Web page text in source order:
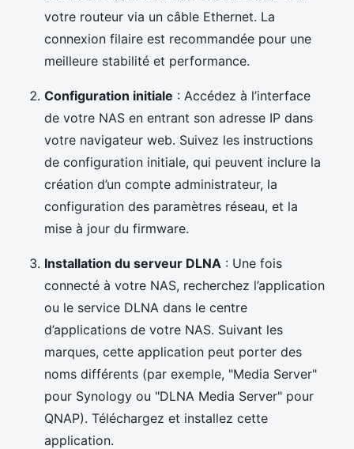
votre routeur via un câble Ethernet. La
connexion filaire est recommandée pour une
meilleure stabilité et performance.
Configuration initiale : Accédez à l’interface
de votre NAS en entrant son adresse IP dans
votre navigateur web. Suivez les instructions
de configuration initiale, qui peuvent inclure la
création d’un compte administrateur, la
configuration des paramètres réseau, et la
mise à jour du firmware.
Installation du serveur DLNA : Une fois
connecté à votre NAS, recherchez l’application
ou le service DLNA dans le centre
d’applications de votre NAS. Suivant les
marques, cette application peut porter des
noms différents (par exemple, "Media Server"
pour Synology ou "DLNA Media Server" pour
QNAP). Téléchargez et installez cette
application.